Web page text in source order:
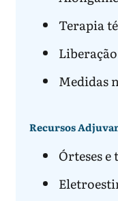
Terapia
Medidas
Recursos
Órteses